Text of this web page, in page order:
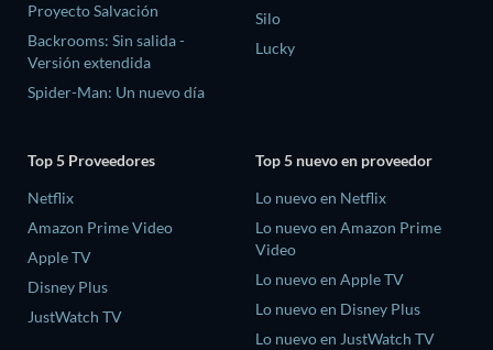
Proyecto Salvación
Backrooms: Sin salida -
Versión extendida
Spider-Man: Un nuevo día
Silo
Lucky
Top 5 Proveedores
Netflix
Amazon Prime Video
Apple TV
Disney Plus
JustWatch TV
Top 5 nuevo en proveedor
Lo nuevo en Netflix
Lo nuevo en Amazon Prime
Video
Lo nuevo en Apple TV
Lo nuevo en Disney Plus
Lo nuevo en JustWatch TV